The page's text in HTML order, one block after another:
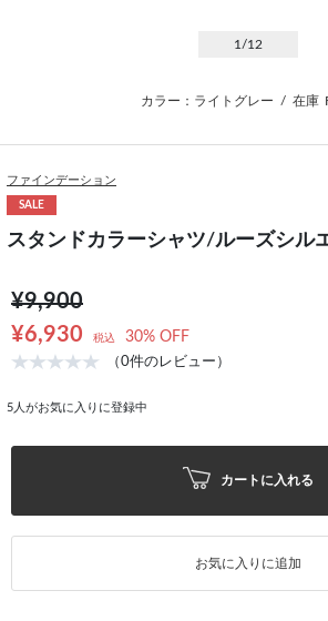
1 /12
カラー：ライトグレー / 在庫
ファインデーション
SALE
スタンドカラーシャツ/ルーズシル
¥9,900
¥6,930
税込 30% OFF
（0件のレビュー）
5 人がお気に入りに登録中
カートに入れる
お気に入りに追加